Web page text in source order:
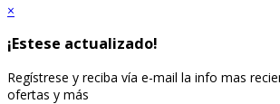
×
¡Estese actualizado!
Regístrese y reciba vía e-mail la info mas
ofertas y más